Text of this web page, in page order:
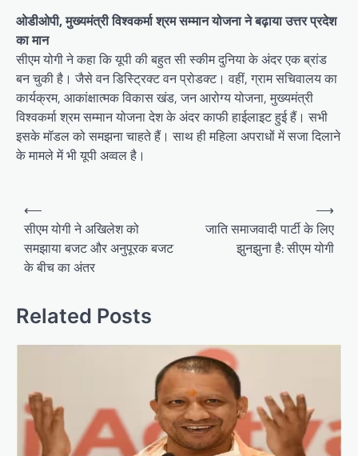
ओडीओपी, मुख्यमंत्री विश्वकर्मा श्रम सम्मान योजना ने बढ़ाया उत्तर प्रदेश
का मान
सीएम योगी ने कहा कि यूपी की बहुत सी स्कीम दुनिया के अंदर एक ब्रांड
बन चुकी है। जैसे वन डिस्ट्रिक्ट वन प्रोडक्ट। वहीं, ग्राम सचिवालय का
कार्यक्रम, आकांक्षात्मक विकास खंड, जन आरोग्य योजना, मुख्यमंत्री
विश्वकर्मा श्रम सम्मान योजना देश के अंदर काफी हाईलाइट हुई हैं। सभी
इसके मॉडल को समझना चाहते हैं। साथ ही महिला अपराधों में सजा दिलाने
के मामले में भी यूपी अव्वल है।
Post
navigation
⟵
सीएम योगी ने अखिलेश को
समझाया बजट और अनुपूरक बजट
के बीच का अंतर
जाति समाजवादी पार्टी के लिए
झुनझुना है: सीएम योगी
⟶
Related Posts